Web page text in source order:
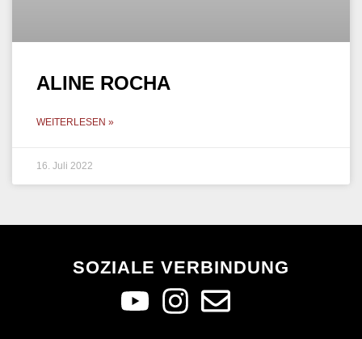
ALINE ROCHA
WEITERLESEN »
16. Juli 2022
SOZIALE VERBINDUNG